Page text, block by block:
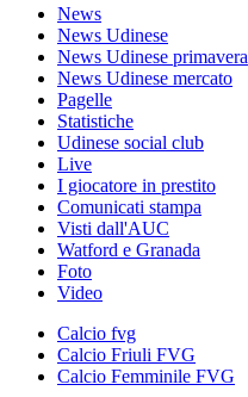
News
News Udinese
News Udinese primavera
News Udinese mercato
Pagelle
Statistiche
Udinese social club
Live
I giocatore in prestito
Comunicati stampa
Visti dall'AUC
Watford e Granada
Foto
Video
Calcio fvg
Calcio Friuli FVG
Calcio Femminile FVG